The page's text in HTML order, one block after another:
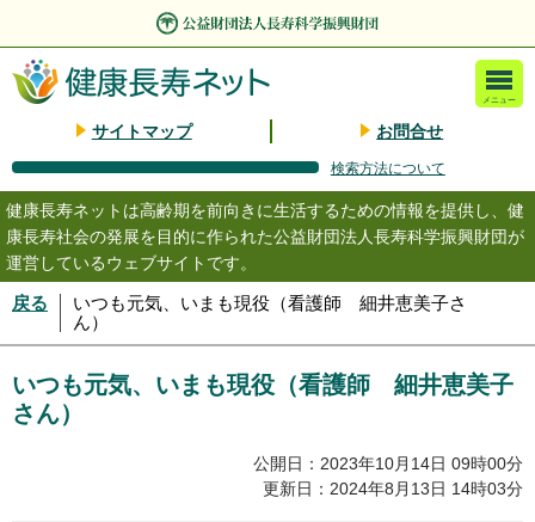
サイトマップ お問合せ
メニュー
検索方法について
健康長寿ネットは高齢期を前向きに生活するための情報を提供し、健
康長寿社会の発展を目的に作られた公益財団法人長寿科学振興財団が
運営しているウェブサイトです。
戻る
いつも元気、いまも現役（看護師 細井恵美子さ
ん）
いつも元気、いまも現役（看護師 細井恵美子
さん）
公開日：2023年10月14日 09時00分
更新日：2024年8月13日 14時03分